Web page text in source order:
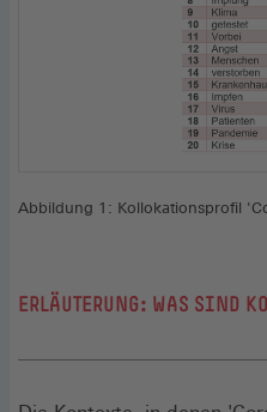
Abbildung 1: Kollokationsprofil
ERLÄUTERUNG: WAS SIND